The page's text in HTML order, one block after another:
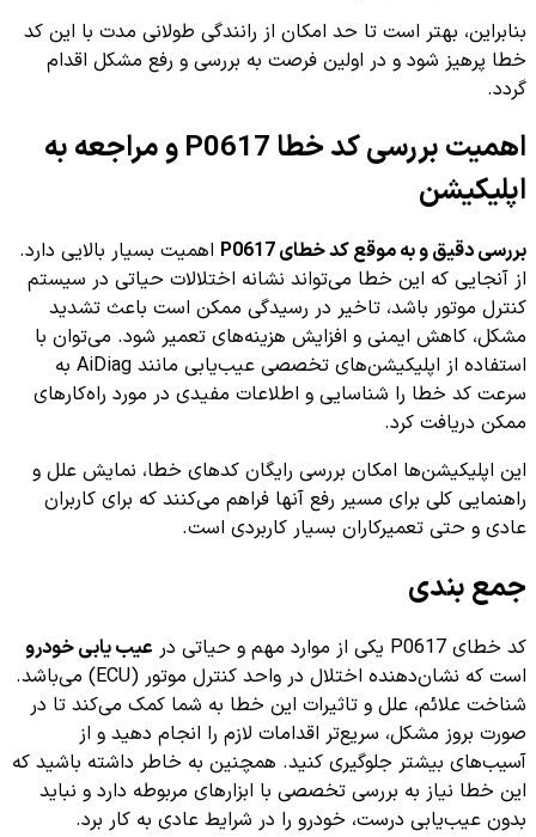
بنابراین، بهتر است تا حد امکان از رانندگی طولانی مدت با این کد
خطا پرهیز شود و در اولین فرصت به بررسی و رفع مشکل اقدام
گردد.
اهمیت بررسی کد خطا P0617 و مراجعه به
اپلیکیشن
بررسی دقیق و به موقع کد خطای P0617
اهمیت بسیار بالایی دارد.
از آنجایی که این خطا می‌تواند نشانه اختلالات حیاتی در سیستم
کنترل موتور باشد، تاخیر در رسیدگی ممکن است باعث تشدید
مشکل، کاهش ایمنی و افزایش هزینه‌های تعمیر شود. می‌توان با
استفاده از اپلیکیشن‌های تخصصی عیب‌یابی مانند AiDiag به
سرعت کد خطا را شناسایی و اطلاعات مفیدی در مورد راه‌کارهای
ممکن دریافت کرد.
این اپلیکیشن‌ها امکان بررسی رایگان کدهای خطا، نمایش علل و
راهنمایی کلی برای مسیر رفع آنها فراهم می‌کنند که برای کاربران
عادی و حتی تعمیرکاران بسیار کاربردی است.
جمع بندی
کد خطای P0617 یکی از موارد مهم و حیاتی در
عیب یابی خودرو
است که نشان‌دهنده اختلال در واحد کنترل موتور (ECU) می‌باشد.
شناخت علائم، علل و تاثیرات این خطا به شما کمک می‌کند تا در
صورت بروز مشکل، سریع‌تر اقدامات لازم را انجام دهید و از
آسیب‌های بیشتر جلوگیری کنید. همچنین به خاطر داشته باشید که
این خطا نیاز به بررسی تخصصی با ابزارهای مربوطه دارد و نباید
بدون عیب‌یابی درست، خودرو را در شرایط عادی به کار برد.